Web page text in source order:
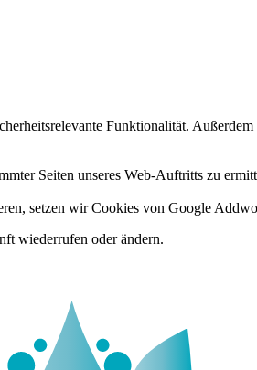
Funktionalität.
Seiten unseres Web-Auftritts zu
setzen wir Cookies von Google
wiederrufen oder ändern.